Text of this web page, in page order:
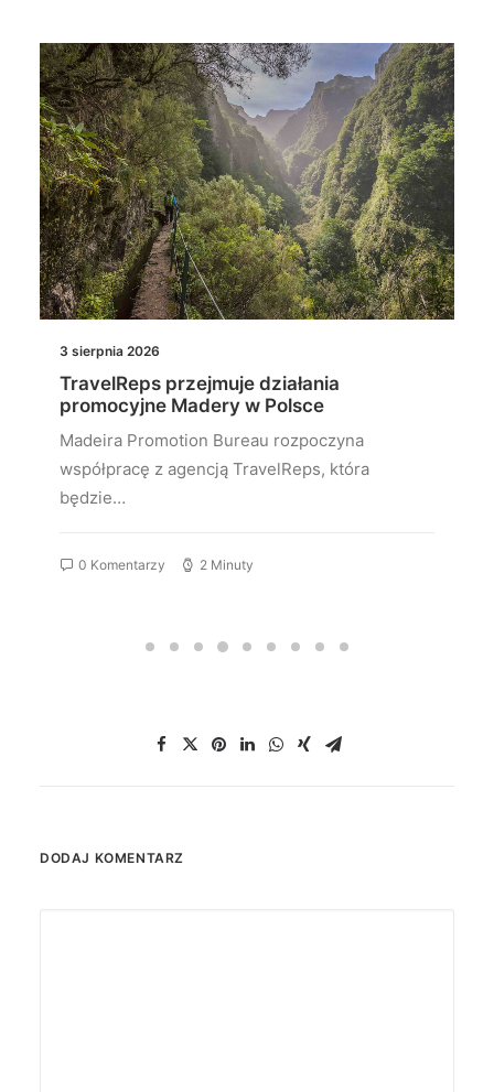
3 sierpnia 2026
TravelReps przejmuje działania
promocyjne Madery w Polsce
Madeira Promotion Bureau rozpoczyna
współpracę z agencją TravelReps, która
będzie…
0 Komentarzy 2 Minuty
DODAJ KOMENTARZ